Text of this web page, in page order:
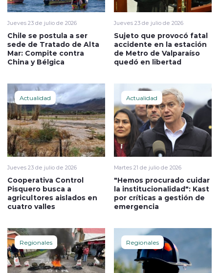
Jueves 23 de julio de 2026
Chile se postula a ser
sede de Tratado de Alta
Mar: Compite contra
China y Bélgica
Jueves 23 de julio de 2026
Sujeto que provocó fatal
accidente en la estación
de Metro de Valparaíso
quedó en libertad
Actualidad
Jueves 23 de julio de 2026
Cooperativa Control
Pisquero busca a
agricultores aislados en
cuatro valles
Actualidad
Martes 21 de julio de 2026
"Hemos procurado cuidar
la institucionalidad": Kast
por críticas a gestión de
emergencia
Regionales Regionales